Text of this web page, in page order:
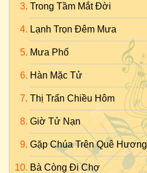
Trong Tầm Mắt Đời
Lạnh Trọn Đêm Mưa
Mưa Phố
Hàn Mặc Tử
Thị Trấn Chiều Hôm
Giờ Tử Nạn
Gặp Chúa Trên Quê Hương
Bà Còng Đi Chợ